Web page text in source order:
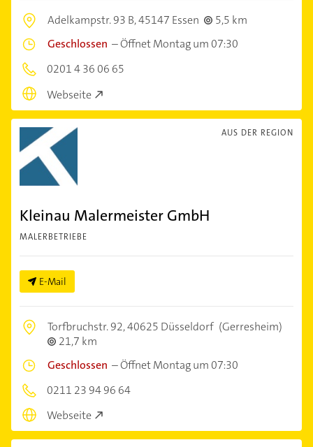
Adelkampstr. 93 B,45147 Essen
5,5 km
Geschlossen –Öffnet Montag um 07:30
0201 4 36 06 65
Webseite
AUS DER REGION
Kleinau Malermeister GmbH
MALERBETRIEBE
E-Mail
Torfbruchstr. 92,40625 Düsseldorf (Gerresheim)
21,7 km
Geschlossen –Öffnet Montag um 07:30
0211 23 94 96 64
Webseite